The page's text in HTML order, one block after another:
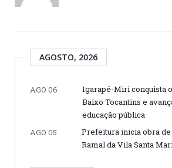
AGOSTO, 2026
AGO 06
Igarapé-Miri conquista
Baixo Tocantins e
educação pública
AGO 05
Prefeitura inicia obra
Ramal da Vila Santa